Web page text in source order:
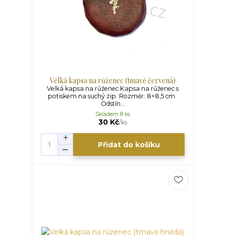
Velká kapsa na růženec (tmavě červená)
Velká kapsa na růženec Kapsa na růženec s
potiskem na suchý zip. Rozměr: 8×8,5 cm
Odstín...
30 Kč/ks
Skladem 8 ks
Přidat do košíku